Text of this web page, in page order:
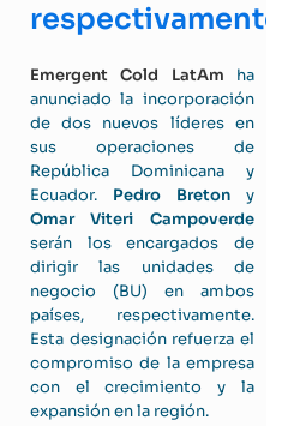
respectivamente.
Emergent Cold LatAm ha
anunciado la incorporación
de dos nuevos líderes en
sus operaciones de
República Dominicana y
Ecuador. Pedro Bretony
Omar Viteri Campoverde
serán los encargados de
dirigir las unidades de
negocio (BU) en ambos
países, respectivamente.
Esta designación refuerza el
compromiso de la empresa
con el crecimiento y la
expansión en la región.